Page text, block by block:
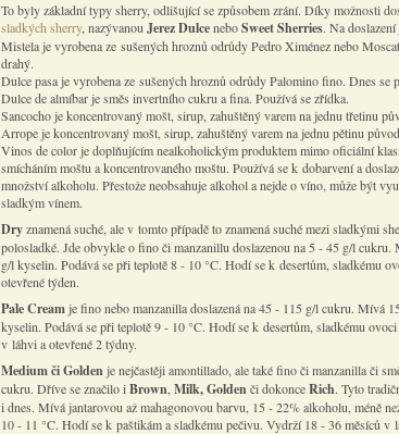
To byly základní typy sherry, odlišující se způsobem zrání. Díky možnosti
sladkých sherry, nazývanou Jerez DulceneboSweet Sherries. Na
Mistela je vyrobena ze sušených hroznů odrůdy Pedro Ximénez nebo
drahý.
Dulce pasa je vyrobena ze sušených hroznů odrůdy Palomino fino. Dnes se
Dulce de almíbar je směs invertního cukru a fina. Používá se zřídka.
Sancocho je koncentrovaný mošt, sirup, zahuštěný varem na jednu třetinu
Arrope je koncentrovaný mošt, sirup, zahuštěný varem na jednu pětinu
Vinos de color je doplňujícím nealkoholickým produktem mimo oficiální
smícháním moštu a koncentrovaného moštu. Používá se k dobarvení a
množství alkoholu. Přestože neobsahuje alkohol a nejde o víno, může být
sladkým vínem.
Dryznamená suché, ale v tomto případě to znamená suché mezi sladkými
polosladké. Jde obvykle o fino či manzanillu doslazenou na 5 - 45 g/l cukru.
g/l kyselin. Podává se při teplotě 8 - 10 °C. Hodí se k desertům, sladkému
otevřené týden.
Pale Creamje fino nebo manzanilla doslazená na 45 - 115 g/l cukru. Mívá
kyselin. Podává se při teplotě 9 - 10 °C. Hodí se k desertům, sladkému
v láhvi a otevřené 2 týdny.
Medium či Goldenje nejčastěji amontillado, ale také fino či manzanilla či
cukru. Dříve se značilo iBrown Milk, Goldenči dokonceRich. Tyto
i dnes. Mívá jantarovou až mahagonovou barvu, 15 - 22% alkoholu, méně
10 - 11 °C. Hodí se k paštikám a sladkému pečivu. Vydrží 18 - 36 měsíců v